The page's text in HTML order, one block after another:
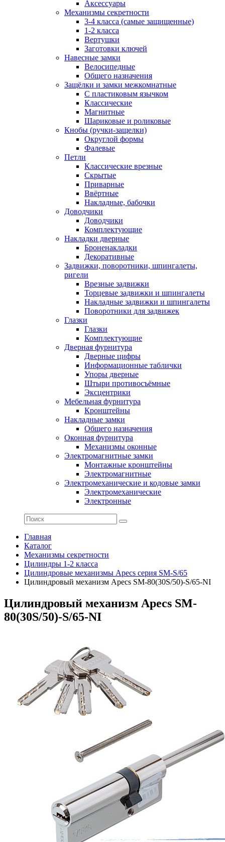
Аксессуары
Механизмы секретности
3-4 класса (самые защищенные)
1-2 класса
Вертушки
Заготовки ключей
Навесные замки
Велосипедные
Общего назначения
Защёлки и замки межкомнатные
С пластиковым язычком
Классические
Магнитные
Шариковые и роликовые
Кнобы (ручки-защелки)
Округлой формы
Фалевые
Петли
Классические врезные
Скрытые
Приварные
Ввёртные
Накладные, бабочки
Доводчики
Доводчики
Комплектующие
Накладки дверные
Броненакладки
Декоративные
Задвижки, поворотники, шпингалеты,
ригели
Врезные задвижки
Торцевые задвижки и шпингалеты
Накладные задвижки и шпингалеты
Поворотники для задвижек
Глазки
Глазки
Комплектующие
Дверная фурнитура
Дверные цифры
Информационные таблички
Упоры дверные
Штыри противосъёмные
Эксцентрики
Мебельная фурнитура
Кронштейны
Накладные замки
Общего назначения
Оконная фурнитура
Механизмы оконные
Электромагнитные замки
Монтажные кронштейны
Электромагнитные
Электромеханические и кодовые замки
Электромеханические
Электронные
Главная
Каталог
Механизмы секретности
Цилиндры 1-2 класса
Цилиндровые механизмы Apecs серия SM-S/65
Цилиндровый механизм Apecs SM-80(30S/50)-S/65-NI
Цилиндровый механизм Apecs SM-
80(30S/50)-S/65-NI